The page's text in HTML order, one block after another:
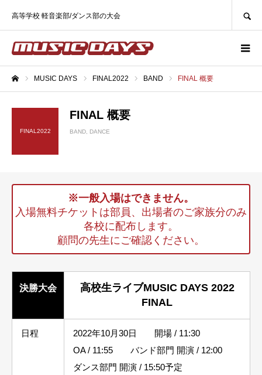
高等学校 軽音楽部/ダンス部の大会
MUSIC DAYS FINAL2022 BAND FINAL 概要
FINAL2022
FINAL 概要
BAND DANCE
※一般入場はできません。
入場無料チケットは部員、出場者のご家族分のみ
各校に配布します。
顧問の先生にご確認ください。
決勝大会
高校生ライブMUSIC DAYS 2022
FINAL
日程
2022年10月30日 開場 / 11:30
OA / 11:55 バンド部門 開演 / 12:00
ダンス部門 開演 / 15:50予定